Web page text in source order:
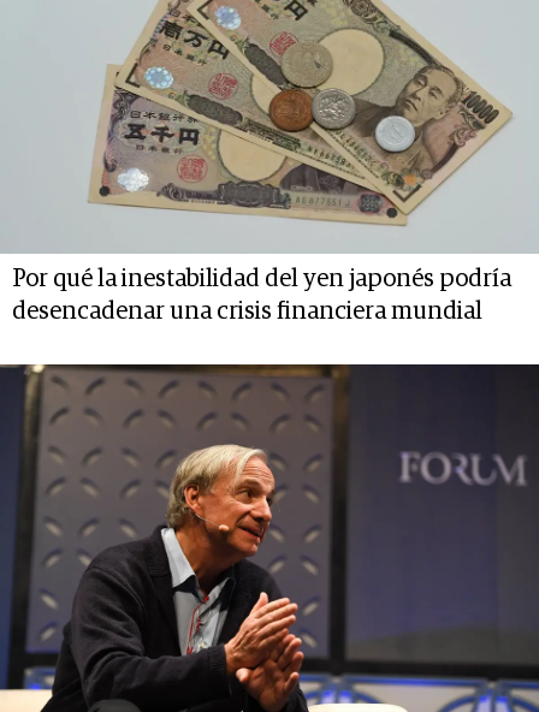
Por qué la inestabilidad del yen japonés podría
desencadenar una crisis financiera mundial